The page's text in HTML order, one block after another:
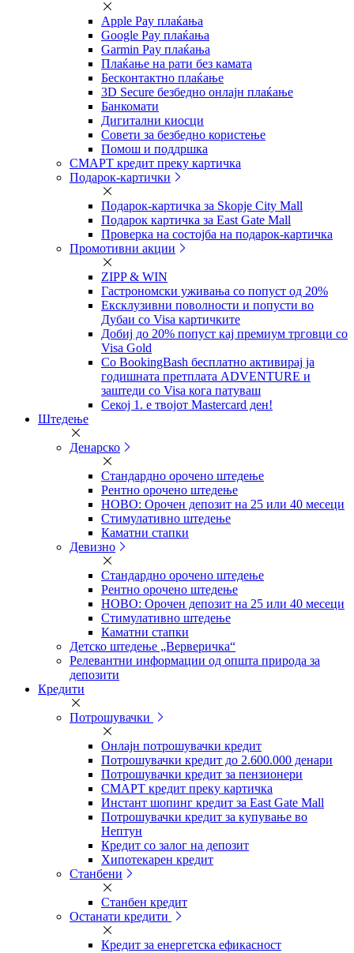
Apple Pay плаќања
Google Pay плаќања
Garmin Pay плаќања
Плаќање на рати без камата
Бесконтактно плаќање
3D Secure безбедно онлајн плаќање
Банкомати
Дигитални киосци
Совети за безбедно користење
Помош и поддршка
СМАРТ кредит преку картичка
Подарок-картички
Подарок-картичка за Skopje City Mall
Подарок картичка за East Gate Mall
Проверка на состојба на подарок-картичка
Промотивни акции
ZIPP & WIN
Гастрономски уживања со попуст од 20%
Eксклузивни поволности и попусти во
Дубаи со Visa картичките
Добиј до 20% попуст кај премиум трговци со
Visa Gold
Со BookingBash бесплатно активирај ја
годишната претплата ADVENTURE и
заштеди со Visa кога патуваш
Секој 1. е твојот Mastercard ден!
Штедење
Денарско
Стандардно орочено штедење
Рентно орочено штедење
НОВО: Орочен депозит на 25 или 40 месеци
Стимулативно штедење
Каматни стапки
Девизно
Стандардно орочено штедење
Рентно орочено штедење
НОВО: Орочен депозит на 25 или 40 месеци
Стимулативно штедење
Каматни стапки
Детско штедење „Верверичка“
Релевантни информации од општа природа за
депозити
Кредити
Потрошувачки
Онлајн потрошувачки кредит
Потрошувачки кредит до 2.600.000 денари
Потрошувачки кредит за пензионери
СМАРТ кредит преку картичка
Инстант шопинг кредит за East Gate Mall
Потрошувачки кредит за купување во
Нептун
Кредит со залог на депозит
Хипотекарен кредит
Станбени
Станбен кредит
Останати кредити
Кредит за енергетска ефикасност